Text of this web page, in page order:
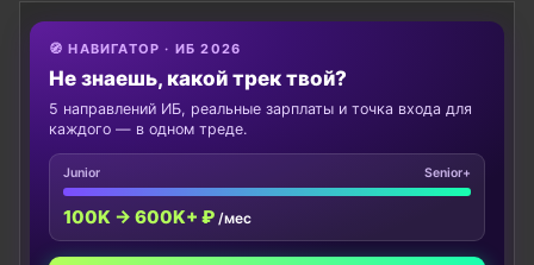
🧭 НАВИГАТОР · ИБ 2026
Не знаешь, какой трек твой?
5 направлений ИБ, реальные зарплаты и точка входа для
каждого — в одном треде.
Junior Senior+
100K → 600K+ ₽ /мес